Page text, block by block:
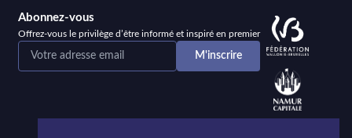
Abonnez-vous
Offrez-vous le privilège d’être informé et inspiré en premier